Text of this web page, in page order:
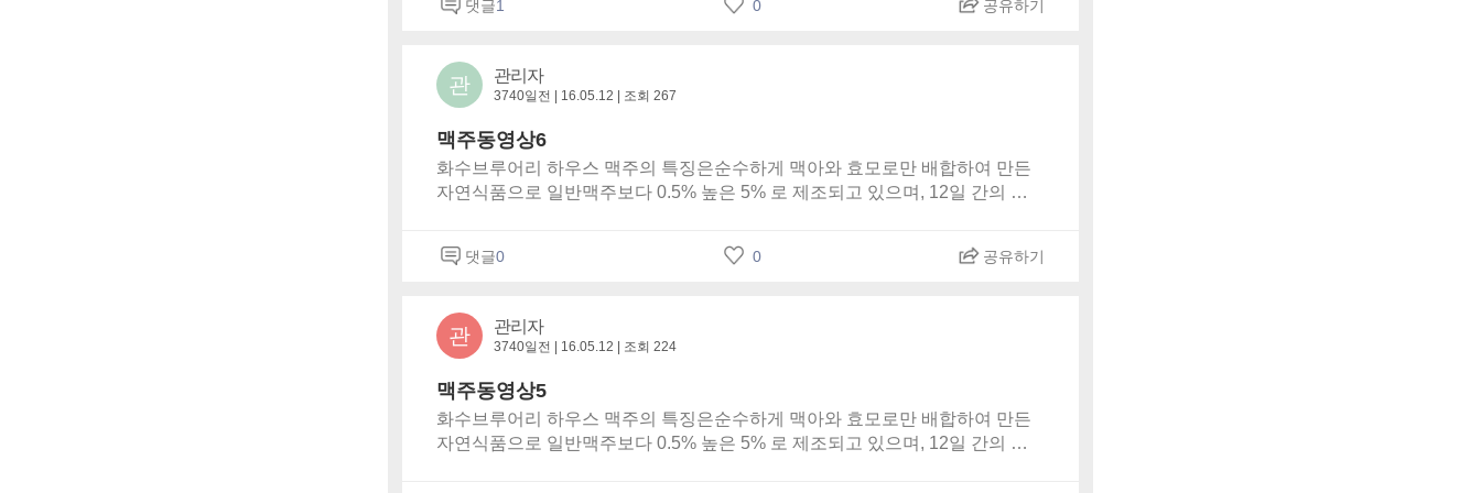
댓글1 0 공유하기
관 관리자
3740일전 | 16.05.12 | 조회 267
맥주동영상6
화수브루어리 하우스 맥주의 특징은순수하게 맥아와 효모로만 배합하여 만든
자연식품으로 일반맥주보다 0.5% 높은 5% 로 제조되고 있으며, 12일 간의 발
src='http://videofarm.daum.net/controller/video/viewer/Video.html?
frameborder='0' scrolling='no' ></iframe>
댓글0 0 공유하기
관 관리자
3740일전 | 16.05.12 | 조회 224
맥주동영상5
화수브루어리 하우스 맥주의 특징은순수하게 맥아와 효모로만 배합하여 만든
자연식품으로 일반맥주보다 0.5% 높은 5% 로 제조되고 있으며, 12일 간의 발